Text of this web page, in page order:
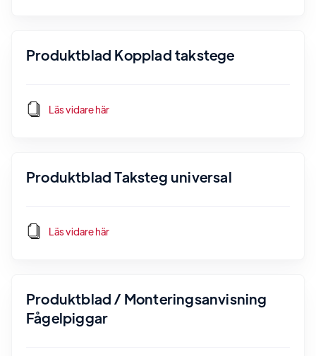
Produktblad Kopplad takstege
Läs vidare här
Produktblad Taksteg universal
Läs vidare här
Produktblad / Monteringsanvisning
Fågelpiggar